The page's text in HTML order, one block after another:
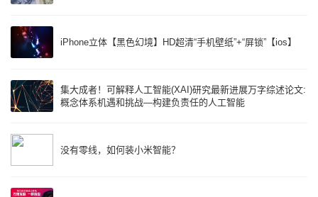
iPhone立体【黑色幻境】HD超清“手机壁纸”+“屏锁”【ios】
集大成者！可解释人工智能(XAI)研究最新进展万字综述论文:
概念体系机遇和挑战—构建负责任的人工智能
没有零线，如何装小米智能？